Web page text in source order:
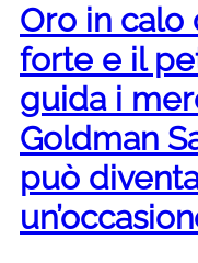
Oro in calo
forte e il
guida i
Goldman
può